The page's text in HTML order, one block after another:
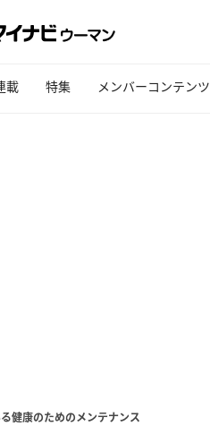
載 特集 メンバーコンテンツ
健康のためのメンテナンス